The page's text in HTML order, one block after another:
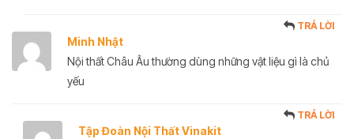
Minh Nhật
TRẢ LỜI
Nội thất Châu Âu thường dùng những vật liệu gì là chủ
yếu
Tập Đoàn Nội Thất Vinakit
TRẢ LỜI